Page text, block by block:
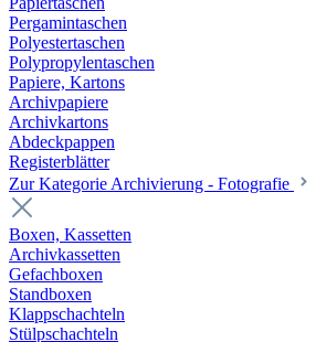
Pergamintaschen
Polyestertaschen
Polypropylentaschen
Papiere, Kartons
Archivpapiere
Archivkartons
Abdeckpappen
Registerblätter
Zur Kategorie Archivierung - Fotografie
Boxen, Kassetten
Archivkassetten
Gefachboxen
Standboxen
Klappschachteln
Stülpschachteln